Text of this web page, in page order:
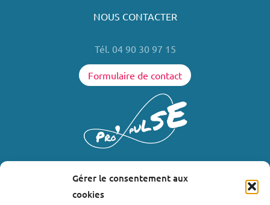
Gérer le consentement aux
cookies
NOUS CONTACTER
Tél. 04 90 30 97 15
Formulaire de contact